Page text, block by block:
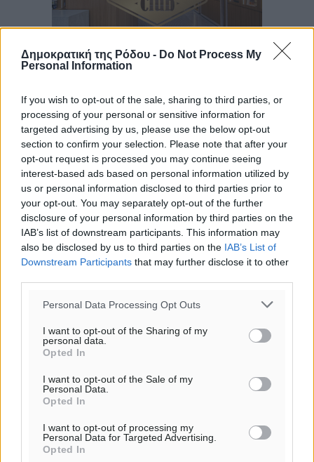
Δημοκρατική της Ρόδου - Do Not Process My
Personal Information
If you wish to opt-out of the sale, sharing to third parties, or
processing of your personal or sensitive information for
targeted advertising by us, please use the below opt-out
section to confirm your selection. Please note that after your
opt-out request is processed you may continue seeing
interest-based ads based on personal information utilized by
us or personal information disclosed to third parties prior to
your opt-out. You may separately opt-out of the further
disclosure of your personal information by third parties on the
IAB’s list of downstream participants. This information may
also be disclosed by us to third parties on the IAB’s List of
Downstream Participants that may further disclose it to other
Personal Data Processing Opt Outs
I want to opt-out of the Sharing of my
personal data.
Opted In
I want to opt-out of the Sale of my
Personal Data.
Opted In
I want to opt-out of processing my
Personal Data for Targeted Advertising.
Opted In
Ροή ειδήσεων
Τα φοιτητικά ενοίκια «τινάζουν στον αέρα» τους
οικογενειακούς προϋπολογισμούς
Ειδήσεις• πριν 6 λεπτά
Δύο νέοι ξενώνες παραδόθηκαν στις Ένοπλες
Δυνάμεις στη νήσο Ρω
Τοπικές Ειδήσεις• πριν 26 λεπτά
Συνεχίζεται η έξοδος του Αυγούστου – Πάνω από
34.000 αναχωρούν σήμερα μόνο από τον Πειραιά
Μόνιμες θέσεις στους παιδικούς σταθμούς: Οι
προϋποθέσεις, η 24μηνη εμπειρία και οι προθεσμίες
για τους δήμους
Τοπικές Ειδήσεις
Δεύτερη πηγή εισοδήματος για τους επαγγελματίες